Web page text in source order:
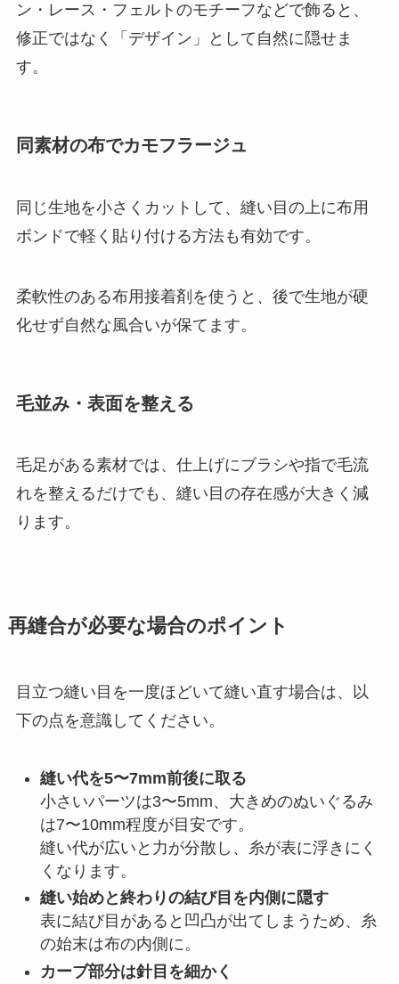
ン・レース・フェルトのモチーフなどで飾ると、
修正ではなく「デザイン」として自然に隠せま
す。
同素材の布でカモフラージュ
同じ生地を小さくカットして、縫い目の上に布用
ボンドで軽く貼り付ける方法も有効です。
柔軟性のある布用接着剤を使うと、後で生地が硬
化せず自然な風合いが保てます。
毛並み・表面を整える
毛足がある素材では、仕上げにブラシや指で毛流
れを整えるだけでも、縫い目の存在感が大きく減
ります。
再縫合が必要な場合のポイント
目立つ縫い目を一度ほどいて縫い直す場合は、以
下の点を意識してください。
縫い代を5〜7mm前後に取る
小さいパーツは3〜5mm、大きめのぬいぐるみ
は7〜10mm程度が目安です。
縫い代が広いと力が分散し、糸が表に浮きにく
くなります。
縫い始めと終わりの結び目を内側に隠す
表に結び目があると凹凸が出てしまうため、糸
の始末は布の内側に。
カーブ部分は針目を細かく